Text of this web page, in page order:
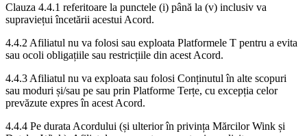
Clauza 4.4.1 referitoare la punctele (i) până la (v) inclusiv va
supraviețui încetării acestui Acord.
4.4.2 Afiliatul nu va folosi sau exploata Platformele T pentru a evita
sau ocoli obligațiile sau restricțiile din acest Acord.
4.4.3 Afiliatul nu va exploata sau folosi Conținutul în alte scopuri
sau moduri și/sau pe sau prin Platforme Terțe, cu excepția celor
prevăzute expres în acest Acord.
4.4.4 Pe durata Acordului (și ulterior în privința Mărcilor Wink și